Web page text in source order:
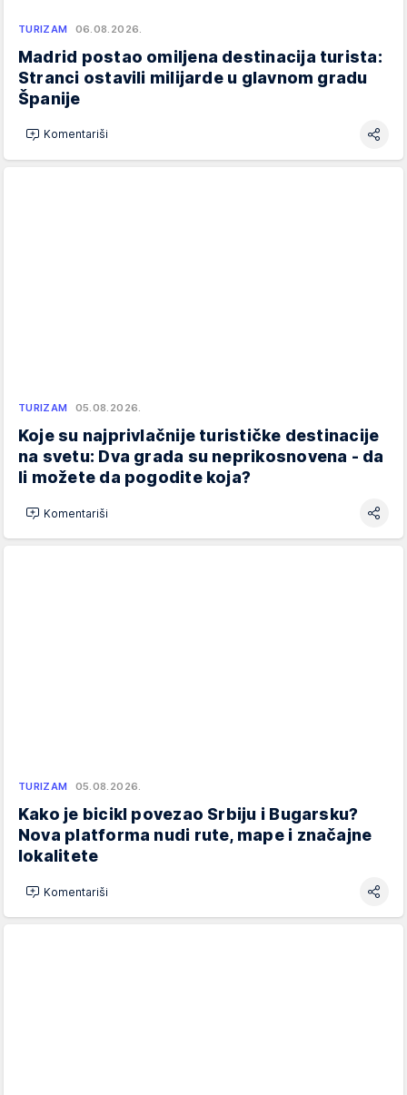
TURIZAM 06.08.2026.
Madrid postao omiljena destinacija turista:
Stranci ostavili milijarde u glavnom gradu
Španije
Komentariši
TURIZAM 05.08.2026.
Koje su najprivlačnije turističke destinacije
na svetu: Dva grada su neprikosnovena - da
li možete da pogodite koja?
Komentariši
TURIZAM 05.08.2026.
Kako je bicikl povezao Srbiju i Bugarsku?
Nova platforma nudi rute, mape i značajne
lokalitete
Komentariši